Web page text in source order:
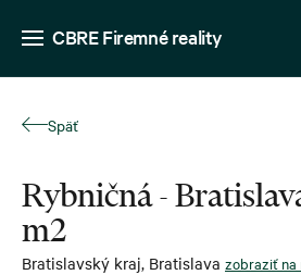
CBRE Firemné reality
Späť
Rybničná -
m2
Bratislavský kraj, Bratislava zobraziť na